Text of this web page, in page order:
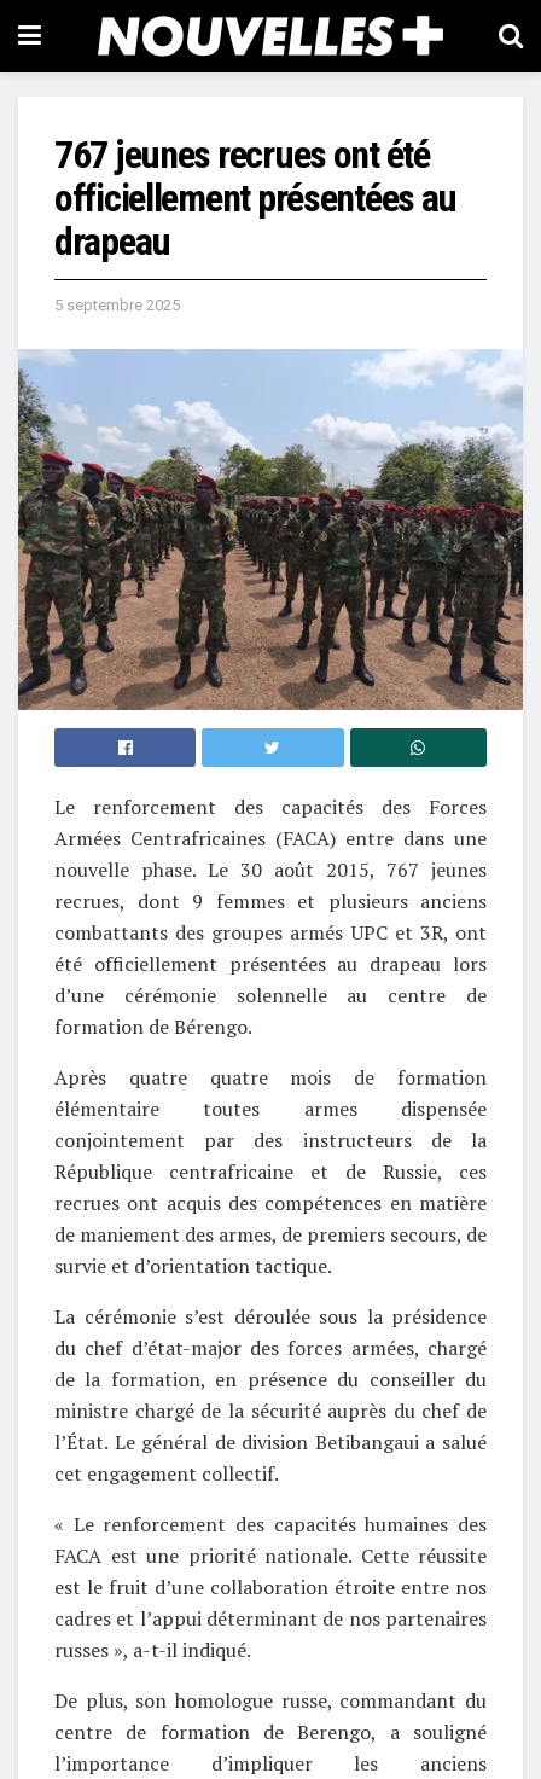
767 jeunes recrues ont été
officiellement présentées au
drapeau
5 septembre 2025
Le renforcement des capacités des Forces
Armées Centrafricaines (FACA) entre dans une
nouvelle phase. Le 30 août 2015, 767 jeunes
recrues, dont 9 femmes et plusieurs anciens
combattants des groupes armés UPC et 3R, ont
été officiellement présentées au drapeau lors
d’une cérémonie solennelle au centre de
formation de Bérengo.
Après quatre quatre mois de formation
élémentaire toutes armes dispensée
conjointement par des instructeurs de la
République centrafricaine et de Russie, ces
recrues ont acquis des compétences en matière
de maniement des armes, de premiers secours, de
survie et d’orientation tactique.
La cérémonie s’est déroulée sous la présidence
du chef d’état-major des forces armées, chargé
de la formation, en présence du conseiller du
ministre chargé de la sécurité auprès du chef de
l’État. Le général de division Betibangaui a salué
cet engagement collectif.
« Le renforcement des capacités humaines des
FACA est une priorité nationale. Cette réussite
est le fruit d’une collaboration étroite entre nos
cadres et l’appui déterminant de nos partenaires
russes », a-t-il indiqué.
De plus, son homologue russe, commandant du
centre de formation de Berengo, a souligné
l’importance d’impliquer les anciens